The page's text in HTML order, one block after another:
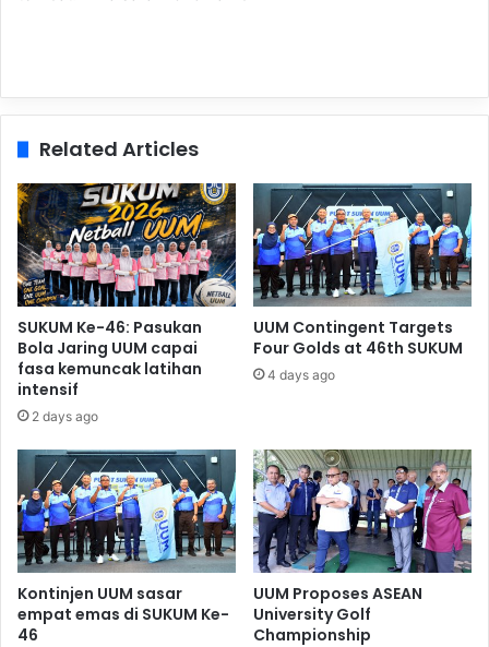
Related Articles
SUKUM Ke-46: Pasukan
Bola Jaring UUM capai
fasa kemuncak latihan
intensif
2 days ago
UUM Contingent Targets
Four Golds at 46th SUKUM
4 days ago
Kontinjen UUM sasar
empat emas di SUKUM Ke-
46
UUM Proposes ASEAN
University Golf
Championship